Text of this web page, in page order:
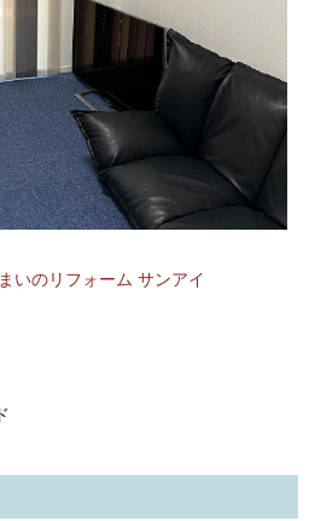
いのリフォーム サンアイ